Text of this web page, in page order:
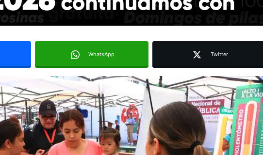
WhatsApp Twitter